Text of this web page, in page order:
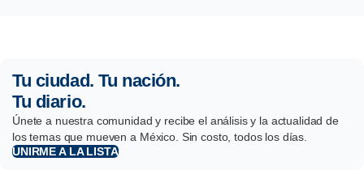
Tu ciudad. Tu nación.
Tu diario.
Únete a nuestra comunidad y recibe el análisis y la actualidad de
los temas que mueven a México. Sin costo, todos los días.
UNIRME A LA LISTA